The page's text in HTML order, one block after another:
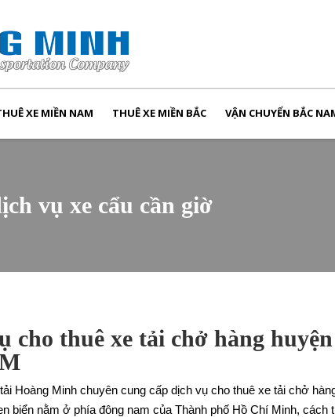
XE MIỀN NAM THUÊ XE MIỀN BẮC VẬN CHUYỂN BẮC
vụ xe cẩu cần giờ
cho thuê xe tải chở hàng
Hoàng Minh chuyên cung cấp dịch vụ cho thuê xe tải chở
biển nằm ở phía đông nam của Thành phố Hồ Chí Minh, cách